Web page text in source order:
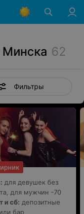
Минска 62
Фильтры
для девушек без
для мужчин -70
и сб: депозитные
бар